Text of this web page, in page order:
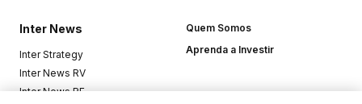
Inter News
Inter Strategy
Inter News RV
Inter News RF
Quem Somos
Aprenda a Investir